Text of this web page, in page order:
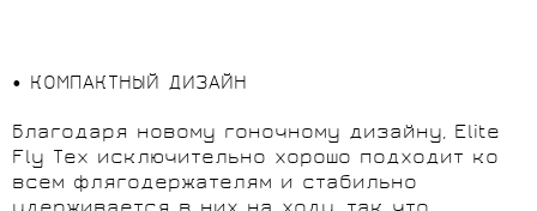
• КОМПАКТНЫЙ ДИЗАЙН
Благодаря новому гоночному дизайну, Elite
Fly Tex исключительно хорошо подходит ко
всем флягодержателям и стабильно